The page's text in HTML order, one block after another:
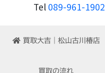
Tel 089-961-1902
買取大吉｜松山古川椿店
買取の流れ